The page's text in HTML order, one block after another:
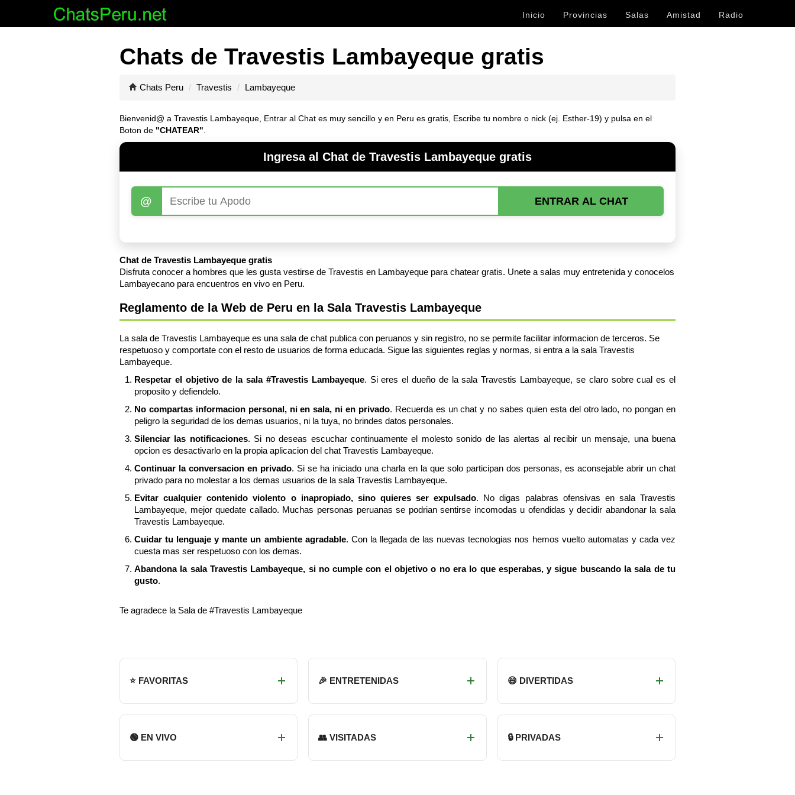
Inicio Provincias Salas Amistad Radio
Chats de Travestis Lambayeque gratis
Chats Peru Travestis Lambayeque
Bienvenid@ a Travestis Lambayeque, Entrar al Chat es muy sencillo y en Peru es gratis, Escribe tu nombre o nick (ej. Esther-19) y pulsa en el
Boton de "CHATEAR"
Ingresa al Chat de Travestis Lambayeque gratis
@ ENTRAR AL CHAT
Chat de Travestis Lambayeque gratis
Disfruta conocer a hombres que les gusta vestirse de Travestis en Lambayeque para chatear gratis. Unete a salas muy entretenida y conocelos
Lambayecano para encuentros en vivo en Peru.
Reglamento de la Web de Peru en la Sala Travestis Lambayeque
La sala de Travestis Lambayeque es una sala de chat publica con peruanos y sin registro, no se permite facilitar informacion de terceros. Se
respetuoso y comportate con el resto de usuarios de forma educada. Sigue las siguientes reglas y normas, si entra a la sala Travestis
Lambayeque.
Respetar el objetivo de la sala #Travestis Lambayeque. Si eres el dueño de la sala Travestis Lambayeque, se claro sobre cual es el
proposito y defiendelo.
No compartas informacion personal, ni en sala, ni en privado. Recuerda es un chat y no sabes quien esta del otro lado, no pongan en
peligro la seguridad de los demas usuarios, ni la tuya, no brindes datos personales.
Silenciar las notificaciones. Si no deseas escuchar continuamente el molesto sonido de las alertas al recibir un mensaje, una buena
opcion es desactivarlo en la propia aplicacion del chat Travestis Lambayeque.
Continuar la conversacion en privado. Si se ha iniciado una charla en la que solo participan dos personas, es aconsejable abrir un chat
privado para no molestar a los demas usuarios de la sala Travestis Lambayeque.
Evitar cualquier contenido violento o inapropiado, sino quieres ser expulsado. No digas palabras ofensivas en sala Travestis
Lambayeque, mejor quedate callado. Muchas personas peruanas se podrian sentirse incomodas u ofendidas y decidir abandonar la sala
Travestis Lambayeque.
Cuidar tu lenguaje y mante un ambiente agradable. Con la llegada de las nuevas tecnologias nos hemos vuelto automatas y cada vez
cuesta mas ser respetuoso con los demas.
Abandona la sala Travestis Lambayeque, si no cumple con el objetivo o no era lo que esperabas, y sigue buscando la sala de tu
gusto.
Te agradece la Sala de #Travestis Lambayeque
⭐ FAVORITAS 🎉 ENTRETENIDAS 😄 DIVERTIDAS
🟢 EN VIVO 👥 VISITADAS 🔒 PRIVADAS